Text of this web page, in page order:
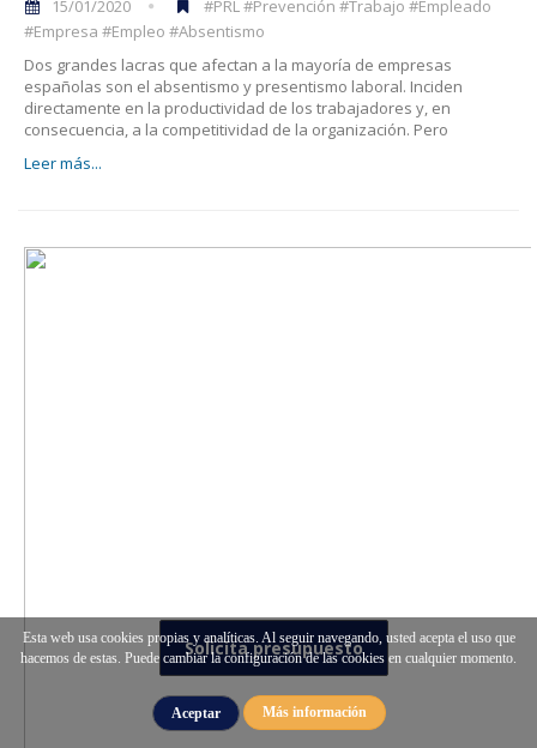
Esta web usa cookies propias y analíticas. Al seguir navegando, usted acepta el uso que
hacemos de estas. Puede cambiar la configuración de las cookies en cualquier momento.
Aceptar Más información
Solicita presupuesto
15/01/2020
#PRL #Prevención #Trabajo #Empleado
#Empresa #Empleo #Absentismo
Dos grandes lacras que afectan a la mayoría de empresas
españolas son el absentismo y presentismo laboral. Inciden
directamente en la productividad de los trabajadores y, en
consecuencia, a la competitividad de la organización. Pero
Leer más...